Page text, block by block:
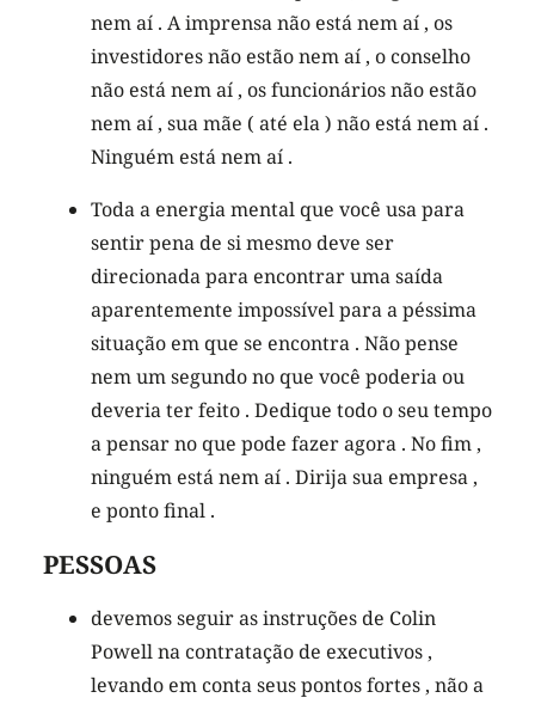
nem aí . A imprensa não está nem aí , os
investidores não estão nem aí , o conselho
não está nem aí , os funcionários não estão
nem aí , sua mãe ( até ela ) não está nem aí .
Ninguém está nem aí .
Toda a energia mental que você usa para
sentir pena de si mesmo deve ser
direcionada para encontrar uma saída
aparentemente impossível para a péssima
situação em que se encontra . Não pense
nem um segundo no que você poderia ou
deveria ter feito . Dedique todo o seu tempo
a pensar no que pode fazer agora . No fim ,
ninguém está nem aí . Dirija sua empresa ,
e ponto final .
PESSOAS
devemos seguir as instruções de Colin
Powell na contratação de executivos ,
levando em conta seus pontos fortes , não a